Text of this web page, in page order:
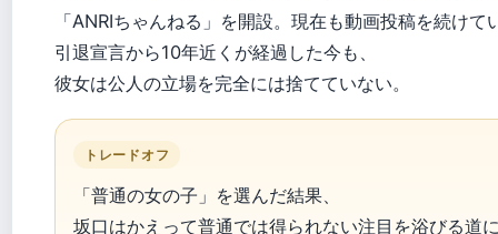
「ANRIちゃんねる」を開設。現在も動画投稿を続けて
引退宣言から10年近くが経過した今も、
彼女は公人の立場を完全には捨てていない。
トレードオフ
「普通の女の子」を選んだ結果、
坂口はかえって普通では得られない注目を浴びる道